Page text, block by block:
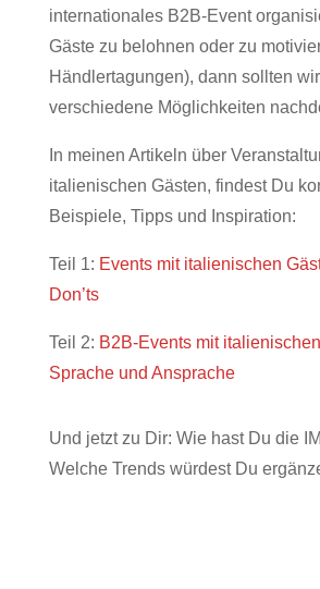
internationales B2B-Event
Gäste zu belohnen oder zu
Händlertagungen), dann sollten
verschiedene Möglichkeiten
In meinen Artikeln über
italienischen Gästen, findest Du
Beispiele, Tipps und Inspiration:
Teil 1: Events mit italienischen
Don’ts
Teil 2: B2B-Events mit
Sprache und Ansprache
Und jetzt zu Dir: Wie hast Du die
Welche Trends würdest Du